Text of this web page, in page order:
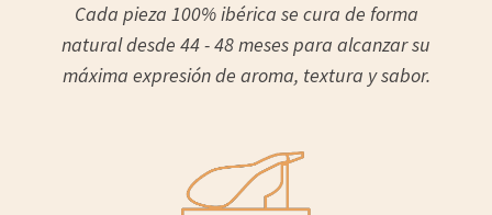
Cada pieza 100% ibérica se cura de forma
natural desde 44 - 48 meses para alcanzar su
máxima expresión de aroma, textura y sabor.